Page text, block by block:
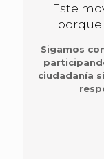
Este
porque
Sigamos
ciudadanía